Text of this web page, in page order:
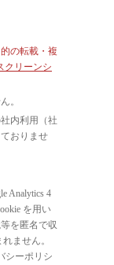
の転載・複
クリーンシ
。
内利用（社
おりませ
Analytics 4
を用い
を匿名で収
ません。
シーポリシ